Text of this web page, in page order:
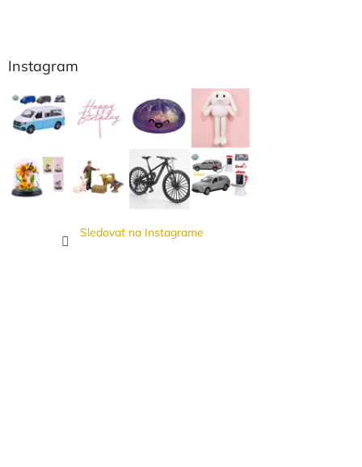
Instagram
Sledovať na Instagrame